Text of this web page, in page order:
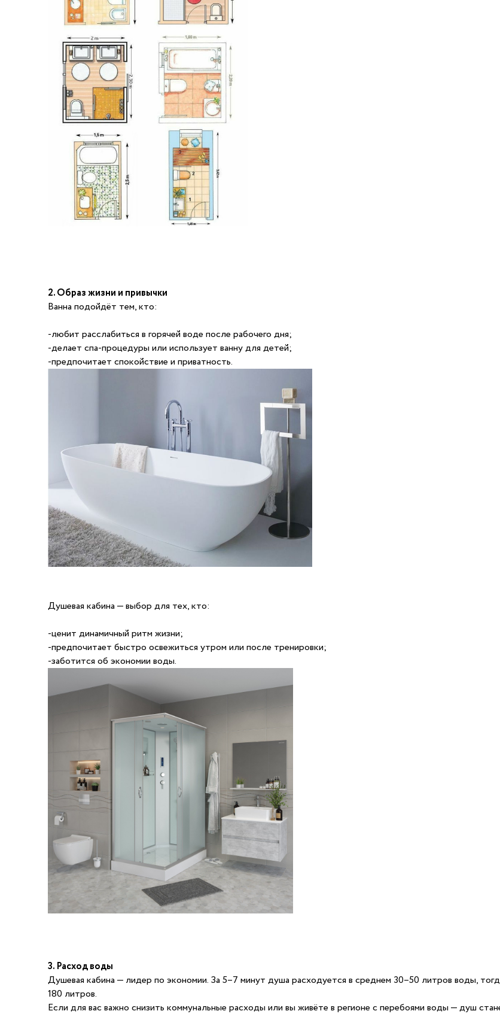
2. Образ жизни и привычки
Ванна подойдёт тем, кто:
-любит расслабиться в горячей воде после рабочего дня;
-делает спа-процедуры или использует ванну для детей;
-предпочитает спокойствие и приватность.
Душевая кабина — выбор для тех, кто:
-ценит динамичный ритм жизни;
-предпочитает быстро освежиться утром или после тренировки;
-заботится об экономии воды.
3. Расход воды
Душевая кабина — лидер по экономии. За 5–7 минут душа расходуется в среднем 30–50 литров воды,
180 литров.
Если для вас важно снизить коммунальные расходы или вы живёте в регионе с перебоями воды — душ